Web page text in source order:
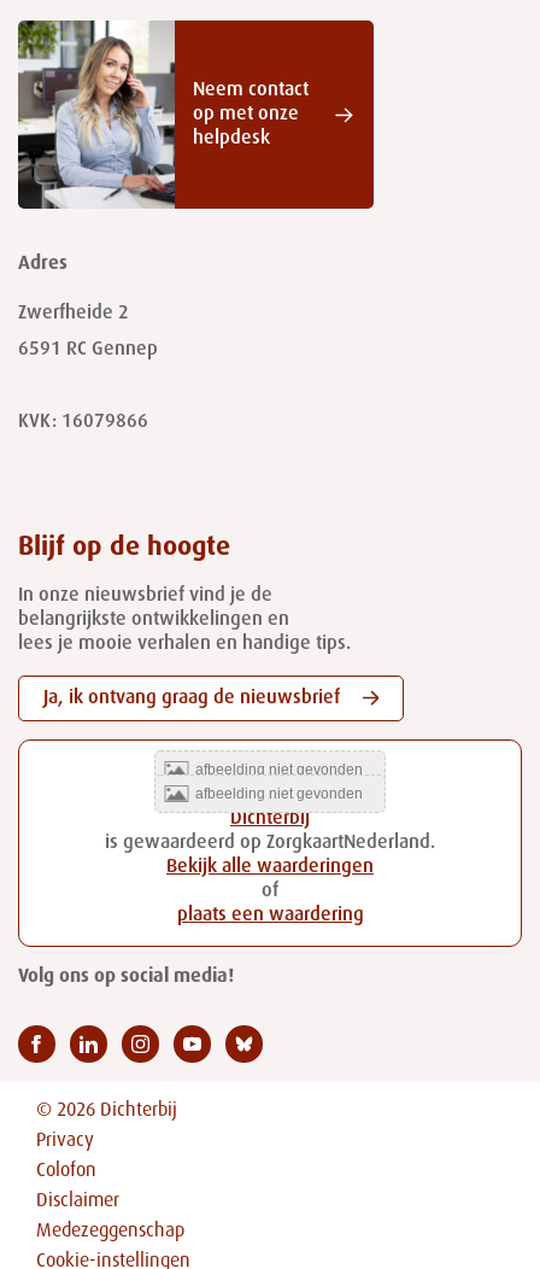
Neem contact
op met onze
helpdesk
Adres
Zwerfheide 2
6591 RC Gennep
KVK: 16079866
Blijf op de hoogte
In onze nieuwsbrief vind je de
belangrijkste ontwikkelingen en
lees je mooie verhalen en handige tips.
Ja, ik ontvang graag de nieuwsbrief
Dichterbij
is gewaardeerd op ZorgkaartNederland.
Bekijk alle waarderingen
of
plaats een waardering
Volg ons op social media!
© 2026 Dichterbij
Privacy
Colofon
Disclaimer
Medezeggenschap
Cookie-instellingen